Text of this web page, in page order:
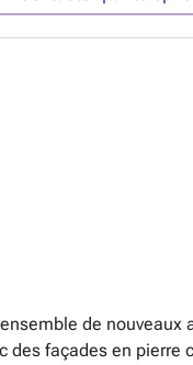
de nouveaux
des façades en pierre